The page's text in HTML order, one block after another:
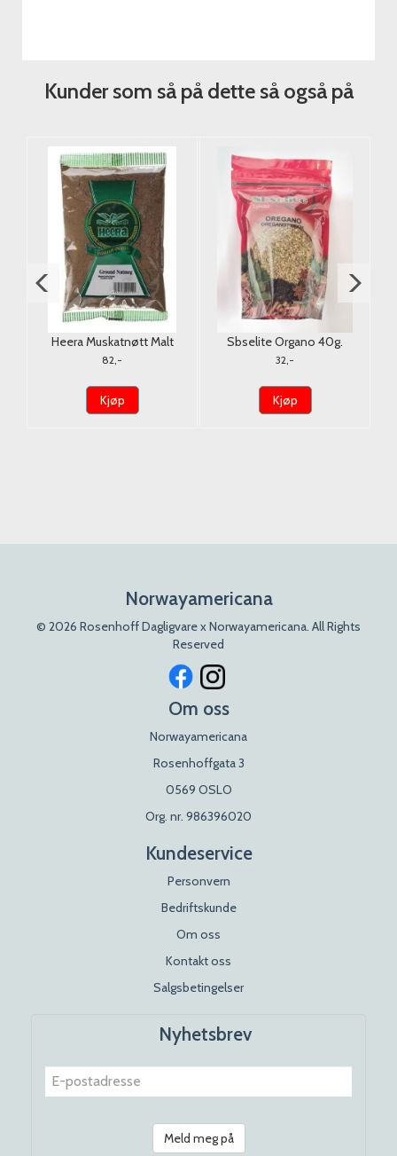
Kunder som så på dette så også på
Heera Muskatnøtt Malt
((Ground Nutmeg Powder))
82,-
Kjøp
Sbselite Organo 40g.
32,-
Kjøp
Norwayamericana
© 2026 Rosenhoff Dagligvare x Norwayamericana. All Rights
Reserved
Om oss
Norwayamericana
Rosenhoffgata 3
0569 OSLO
Org. nr. 986396020
Kundeservice
Personvern
Bedriftskunde
Om oss
Kontakt oss
Salgsbetingelser
Nyhetsbrev
Meld meg på